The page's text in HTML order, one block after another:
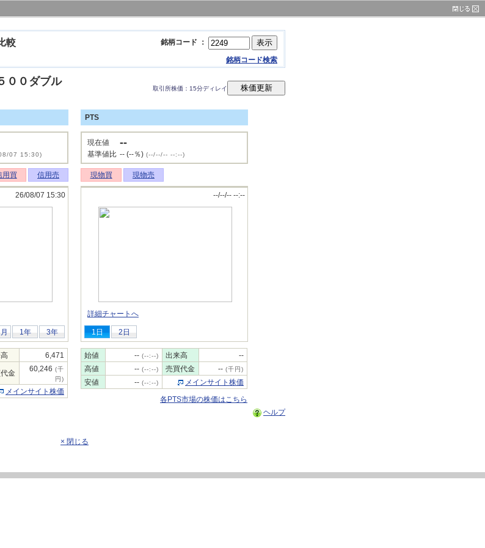
較 銘柄コード ：
銘柄コード検索
００ダブル
取引所株価：15分ディレイ
07 15:30)
用買 信用売
26/08/07 15:30
1年 3年
6,471
金 60,246 (千
円)
メインサイト株価
PTS
現在値 --
基準値比 -- (--％) (--/--/-- --:--)
現物買 現物売
--/--/-- --:--
詳細チャートへ
1日 2日
始値 -- (--:--) 出来高
--
高値
-- (--:--) 売買代金 -- (千円)
安値 -- (--:--)
メインサイト株価
各PTS市場の株価はこちら
ヘルプ
× 閉じる